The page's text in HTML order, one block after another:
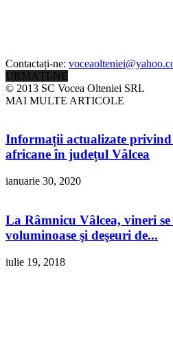
Contactați-ne:
URMAȚI-NE
© 2013 SC Vocea Olteniei SRL
MAI MULTE ARTICOLE
Informații actualizate privind
africane în județul Vâlcea
ianuarie 30, 2020
La Râmnicu Vâlcea, vineri se
voluminoase şi deşeuri de...
iulie 19, 2018